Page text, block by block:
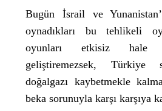
Bugün İsrail ve
oynadıkları bu tehlikeli
oyunları etkisiz hale
geliştiremezsek, Türkiye
doğalgazı kaybetmekle
beka sorunuyla karşı karşıya